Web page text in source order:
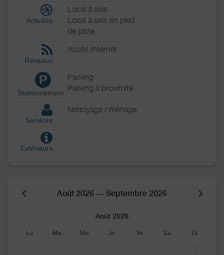
Activités
Local à skis
Local à skis en pied
de piste
Réseaux
Accès Internet
P
Stationnement
Parking
Parking à proximité
Services
Nettoyage / ménage
Extérieurs
Août 2026 — Septembre 2026
Août 2026
Lu Ma Me Je Ve Sa Di